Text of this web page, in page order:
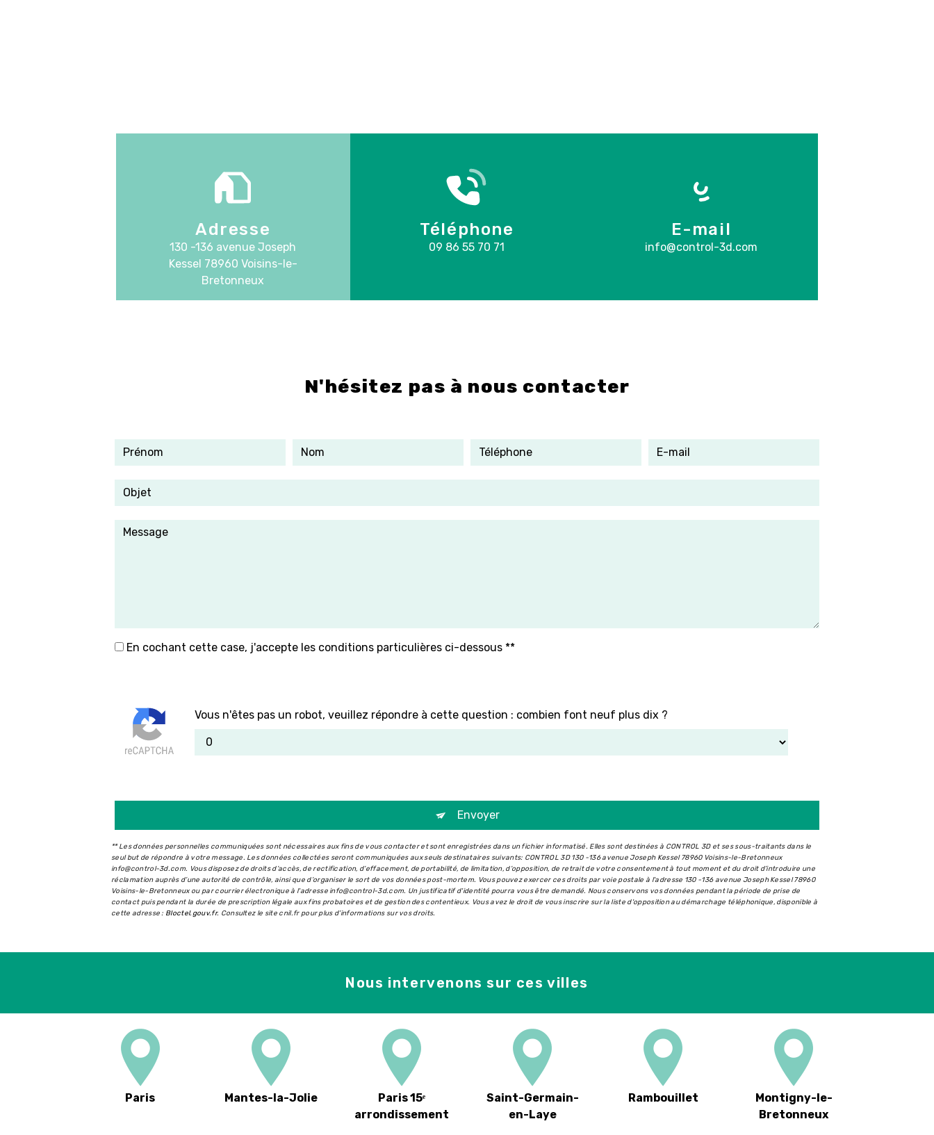
Adresse
130 -136 avenue Joseph
Kessel 78960 Voisins-le-
Bretonneux
Téléphone
09 86 55 70 71
E-mail
info@control-3d.com
N'hésitez pas à nous contacter
En cochant cette case, j'accepte les conditions particulières ci-dessous **
Vous n'êtes pas un robot, veuillez répondre à cette question : combien font neuf plus dix ?
Envoyer
** Les données personnelles communiquées sont nécessaires aux fins de vous contacter et sont enregistrées dans un fichier informatisé. Elles sont destinées à CONTROL 3D et ses sous-traitants dans le
seul but de répondre à votre message. Les données collectées seront communiquées aux seuls destinataires suivants: CONTROL 3D 130 -136 avenue Joseph Kessel 78960 Voisins-le-Bretonneux
info@control-3d.com. Vous disposez de droits d’accès, de rectification, d’effacement, de portabilité, de limitation, d’opposition, de retrait de votre consentement à tout moment et du droit d’introduire une
réclamation auprès d’une autorité de contrôle, ainsi que d’organiser le sort de vos données post-mortem. Vous pouvez exercer ces droits par voie postale à l'adresse 130 -136 avenue Joseph Kessel 78960
Voisins-le-Bretonneux ou par courrier électronique à l'adresse info@control-3d.com. Un justificatif d'identité pourra vous être demandé. Nous conservons vos données pendant la période de prise de
contact puis pendant la durée de prescription légale aux fins probatoires et de gestion des contentieux. Vous avez le droit de vous inscrire sur la liste d'opposition au démarchage téléphonique, disponible à
cette adresse : Bloctel.gouv.fr. Consultez le site cnil.fr pour plus d’informations sur vos droits.
Nous intervenons sur ces villes
Paris Mantes-la-Jolie
Paris 15ᵉ
arrondissement
Saint-Germain-
en-Laye
Rambouillet
Montigny-le-
Bretonneux